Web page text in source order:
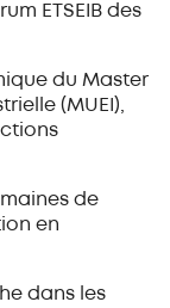
ETSEIB des
du Master
(MUEI),
de
en
dans les